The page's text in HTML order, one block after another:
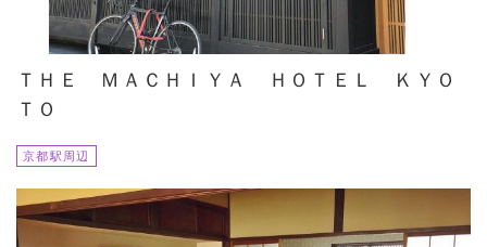
ＴＨＥ ＭＡＣＨＩＹＡ ＨＯＴＥＬ ＫＹＯ
ＴＯ
京都駅周辺